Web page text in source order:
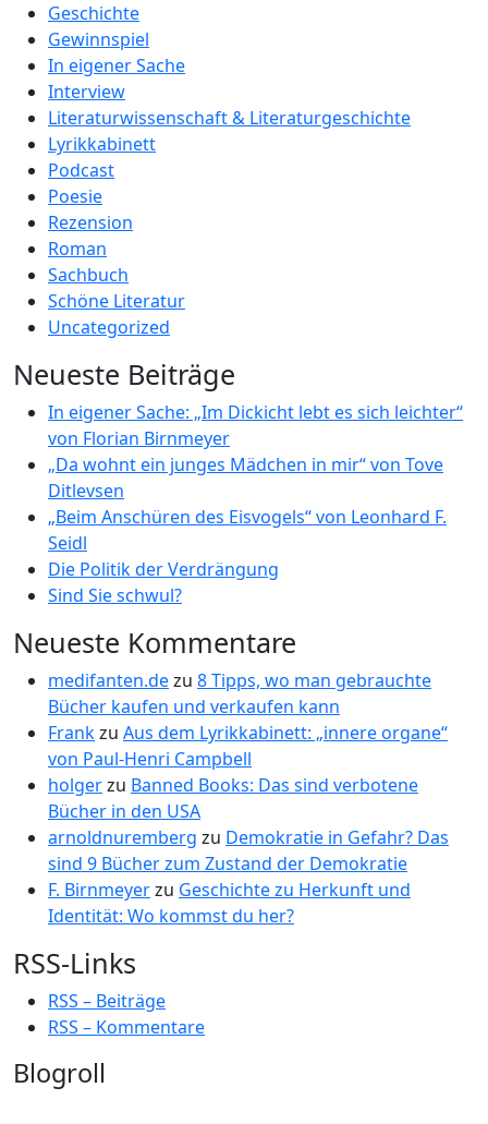
Geschichte
Gewinnspiel
In eigener Sache
Interview
Literaturwissenschaft & Literaturgeschichte
Lyrikkabinett
Podcast
Poesie
Rezension
Roman
Sachbuch
Schöne Literatur
Uncategorized
Neueste Beiträge
In eigener Sache: „Im Dickicht lebt es sich leichter“
von Florian Birnmeyer
„Da wohnt ein junges Mädchen in mir“ von Tove
Ditlevsen
„Beim Anschüren des Eisvogels“ von Leonhard F.
Seidl
Die Politik der Verdrängung
Sind Sie schwul?
Neueste Kommentare
medifanten.dezu 8 Tipps, wo man gebrauchte
Bücher kaufen und verkaufen kann
Frankzu Aus dem Lyrikkabinett: „innere organe“
von Paul-Henri Campbell
holgerzu Banned Books: Das sind verbotene
Bücher in den USA
arnoldnuremberg zu Demokratie in Gefahr? Das
sind 9 Bücher zum Zustand der Demokratie
F. Birnmeyerzu Geschichte zu Herkunft und
Identität: Wo kommst du her?
RSS-Links
RSS – Beiträge
RSS – Kommentare
Blogroll